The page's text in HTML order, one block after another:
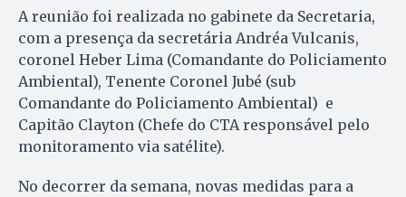
A reunião foi realizada no gabinete da Secretaria,
com a presença da secretária Andréa Vulcanis,
coronel Heber Lima (Comandante do Policiamento
Ambiental), Tenente Coronel Jubé (sub
Comandante do Policiamento Ambiental) e
Capitão Clayton (Chefe do CTA responsável pelo
monitoramento via satélite).
No decorrer da semana, novas medidas para a